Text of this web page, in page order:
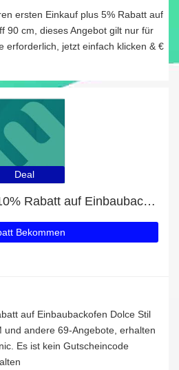
ersten Einkauf plus 5% Rabatt auf
90 cm, dieses Angebot gilt nur für
erforderlich, jetzt einfach klicken & €
Deal
Profitieren Sie von 10% Rabatt auf Einbaubackofen Dolce Stil Novo 60 cm PYRO STEAM und andere 69-Angebote
Bekommen
auf Einbaubackofen Dolce Stil
und andere 69-Angebote, erhalten
Es ist kein Gutscheincode